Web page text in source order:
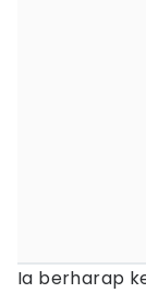
Ia berharap